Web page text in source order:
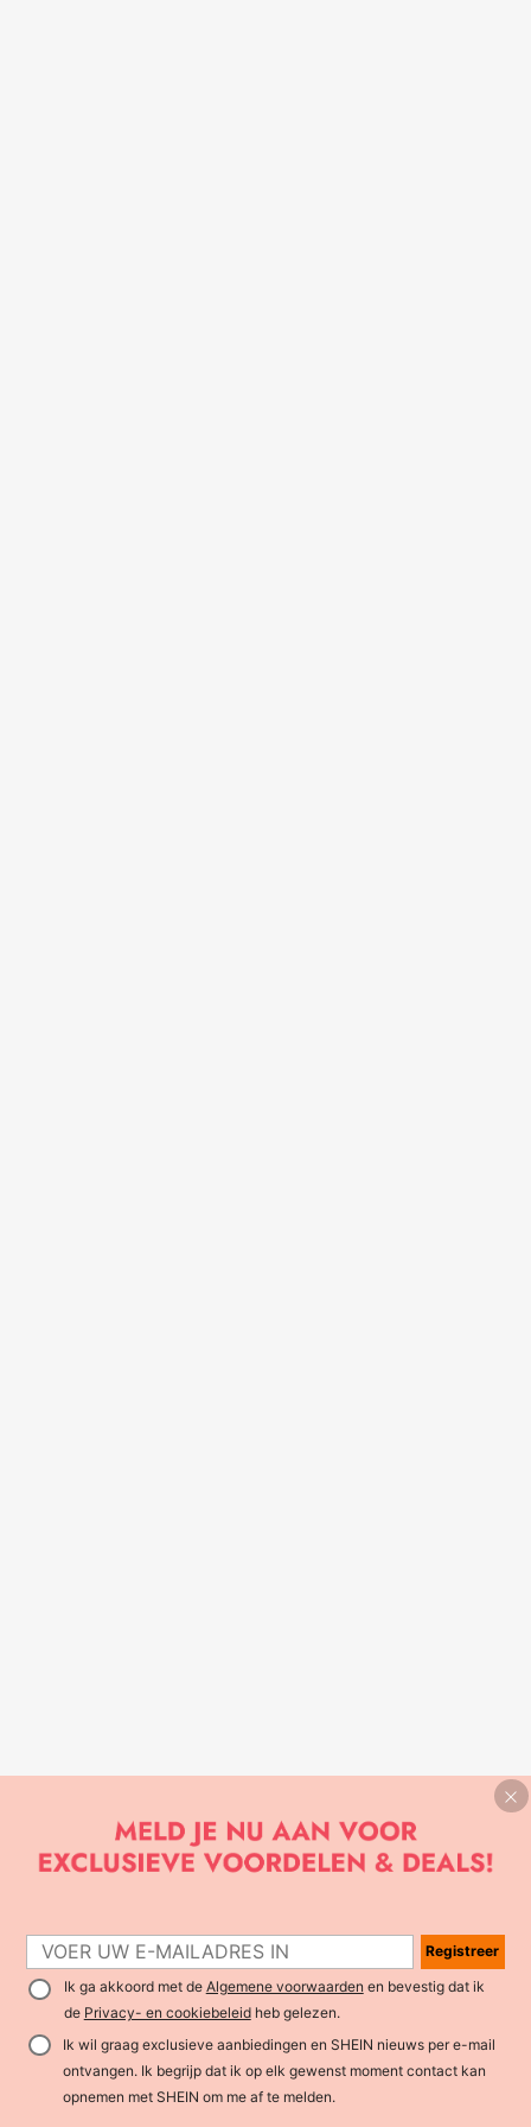
Registreer
Ik ga akkoord met de Algemene voorwaarden en bevestig dat ik
de Privacy- en cookiebeleidheb gelezen.
Ik wil graag exclusieve aanbiedingen en SHEIN nieuws per e-mail
ontvangen. Ik begrijp dat ik op elk gewenst moment contact kan
opnemen met SHEIN om me af te melden.